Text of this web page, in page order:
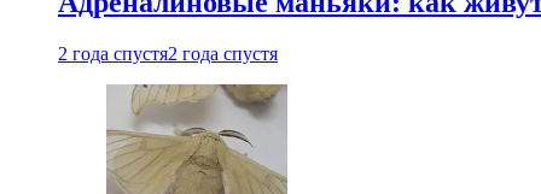
2 года спустя2 года спустя